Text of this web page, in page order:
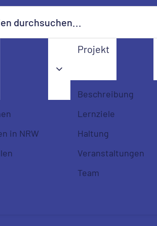
in NRW
Projekt
Beschreibung
Lernziele
Haltung
Veranstaltungen
Team
Formate ist
Zielgruppenfilter
nach Zielgruppen filtern